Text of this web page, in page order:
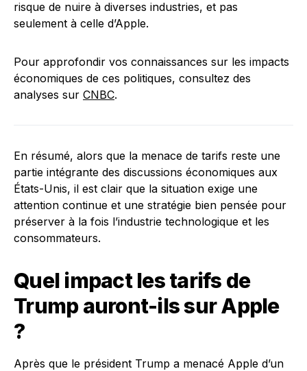
risque de nuire à diverses industries, et pas
seulement à celle d’Apple.
Pour approfondir vos connaissances sur les impacts
économiques de ces politiques, consultez des
analyses sur CNBC.
En résumé, alors que la menace de tarifs reste une
partie intégrante des discussions économiques aux
États-Unis, il est clair que la situation exige une
attention continue et une stratégie bien pensée pour
préserver à la fois l’industrie technologique et les
consommateurs.
Quel impact les tarifs de
Trump auront-ils sur Apple
?
Après que le président Trump a menacé Apple d’un